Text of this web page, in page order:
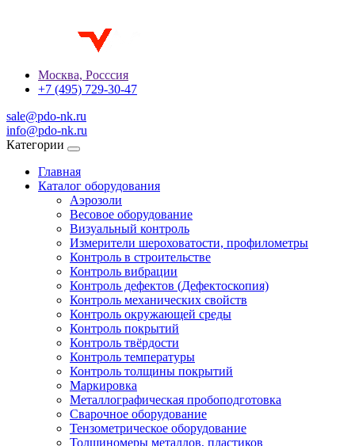
Москва, Росссия
+7 (495) 729-30-47
sale@pdo-nk.ru
info@pdo-nk.ru
Категории
Главная
Каталог оборудования
Аэрозоли
Весовое оборудование
Визуальный контроль
Измерители шероховатости, профилометры
Контроль в строительстве
Контроль вибрации
Контроль дефектов (Дефектоскопия)
Контроль механических свойств
Контроль окружающей среды
Контроль покрытий
Контроль твёрдости
Контроль температуры
Контроль толщины покрытий
Маркировка
Металлографическая пробоподготовка
Сварочное оборудование
Тензометрическое оборудование
Толщиномеры металлов, пластиков